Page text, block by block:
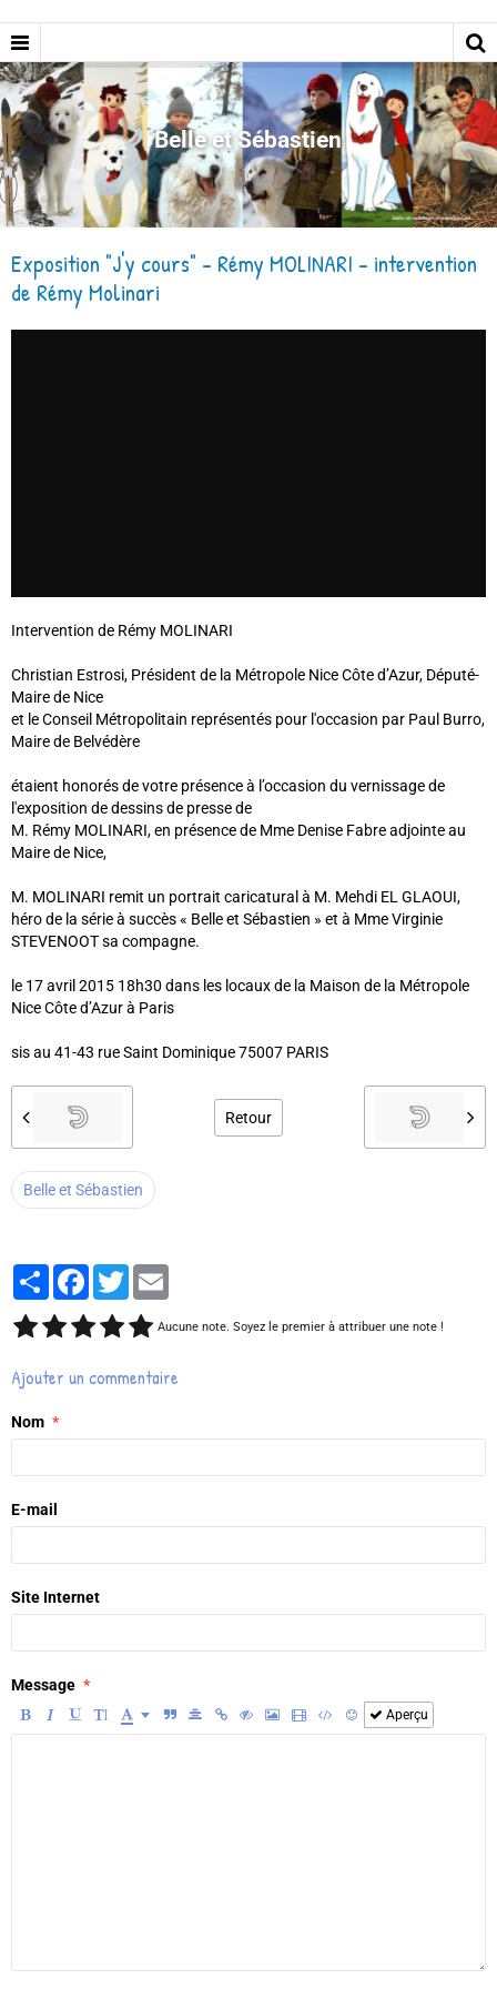
Belle et Sébastien
Exposition "J'y cours" - Rémy MOLINARI - intervention
de Rémy Molinari
Intervention de Rémy MOLINARI
Christian Estrosi, Président de la Métropole Nice Côte d’Azur, Député-
Maire de Nice
et le Conseil Métropolitain représentés pour l'occasion par Paul Burro,
Maire de Belvédère
étaient honorés de votre présence à l’occasion du vernissage de
l'exposition de dessins de presse de
M. Rémy MOLINARI, en présence de Mme Denise Fabre adjointe au
Maire de Nice,
M. MOLINARI remit un portrait caricatural à M. Mehdi EL GLAOUI,
héro de la série à succès « Belle et Sébastien » et à Mme Virginie
STEVENOOT sa compagne.
le 17 avril 2015 18h30 dans les locaux de la Maison de la Métropole
Nice Côte d’Azur à Paris
sis au 41-43 rue Saint Dominique 75007 PARIS
Retour
Belle et Sébastien
PartagerFacebook
Twitter
Aucune note. Soyez le premier à attribuer une note !
Ajouter un commentaire
Nom
E-mail
Site Internet
Message
Aperçu